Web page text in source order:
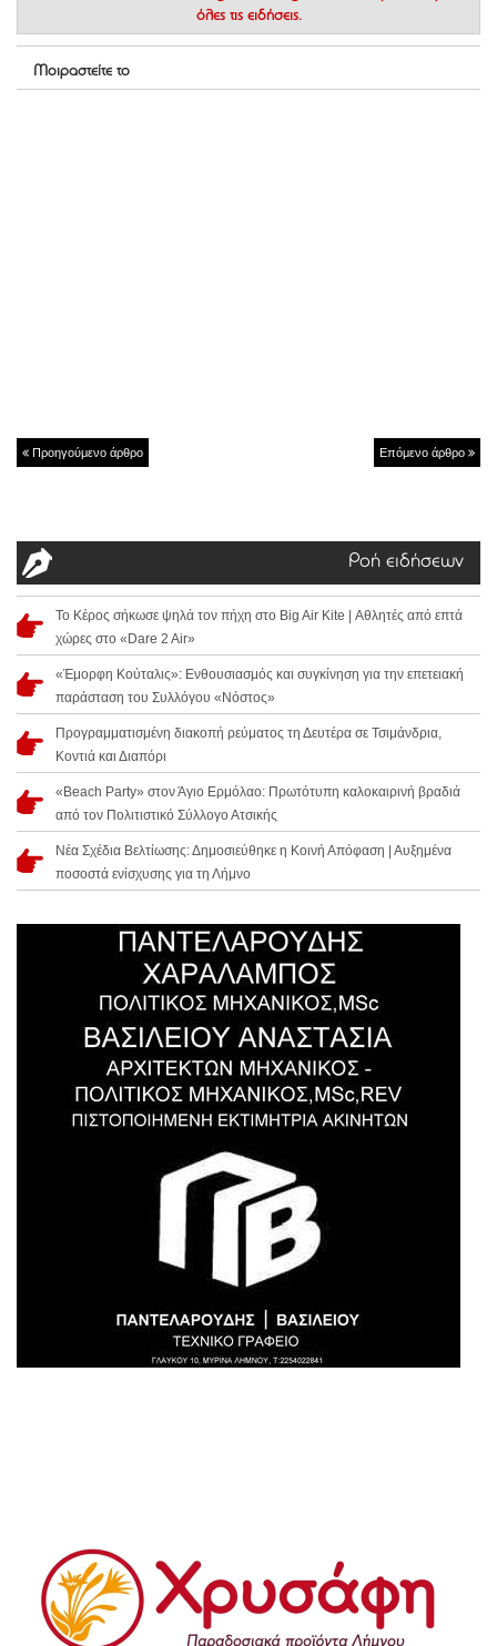
όλες τις ειδήσεις.
Μοιραστείτε το
Προηγούμενο άρθρο Επόμενο άρθρο
Ροή ειδήσεων
Το Κέρος σήκωσε ψηλά τον πήχη στο Big Air Kite | Αθλητές από επτά
χώρες στο «Dare 2 Air»
«Έμορφη Κούταλις»: Ενθουσιασμός και συγκίνηση για την επετειακή
παράσταση του Συλλόγου «Νόστος»
Προγραμματισμένη διακοπή ρεύματος τη Δευτέρα σε Τσιμάνδρια,
Κοντιά και Διαπόρι
«Beach Party» στον Άγιο Ερμόλαο: Πρωτότυπη καλοκαιρινή βραδιά
από τον Πολιτιστικό Σύλλογο Ατσικής
Νέα Σχέδια Βελτίωσης: Δημοσιεύθηκε η Κοινή Απόφαση | Αυξημένα
ποσοστά ενίσχυσης για τη Λήμνο